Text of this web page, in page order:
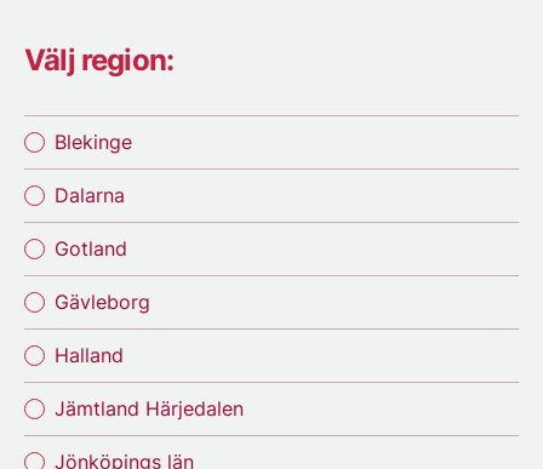
Välj region:
Blekinge
Dalarna
Gotland
Gävleborg
Halland
Jämtland Härjedalen
Jönköpings län